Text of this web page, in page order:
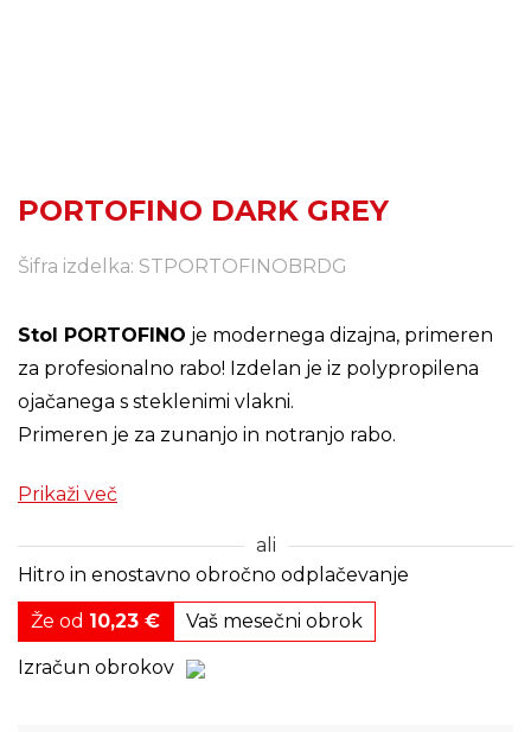
PORTOFINO DARK GREY
Šifra izdelka: STPORTOFINOBRDG
Stol PORTOFINO je modernega dizajna, primeren
za profesionalno rabo! Izdelan je iz polypropilena
ojačanega s steklenimi vlakni.
Primeren je za zunanjo in notranjo rabo.
Prikaži več
ali
Hitro in enostavno obročno odplačevanje
Že od 10,23 € Vaš mesečni obrok
Izračun obrokov